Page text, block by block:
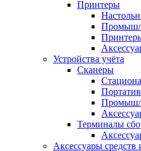
Принтеры
Устройства учёта
Сканеры
Терминалы
Аксессуары средств